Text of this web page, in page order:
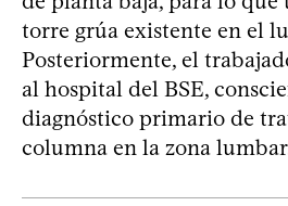
torre grúa existente en el
Posteriormente, el
al hospital del BSE,
diagnóstico primario de
columna en la zona